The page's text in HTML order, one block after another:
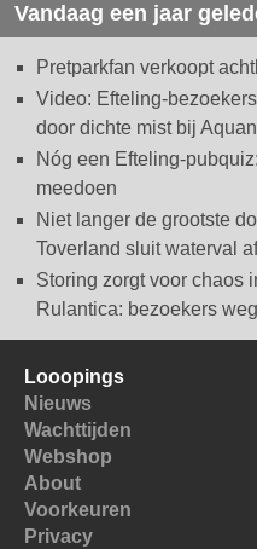
Vandaag een jaar
Pretparkfan verkoopt
Video: Efteling-
door dichte mist bij
Nóg een Efteling-
meedoen
Niet langer de grootste
Toverland sluit waterval af
Storing zorgt voor chaos
Rulantica: bezoekers
Looopings
Nieuws
Wachttijden
Webshop
About
Voorkeuren
Privacy